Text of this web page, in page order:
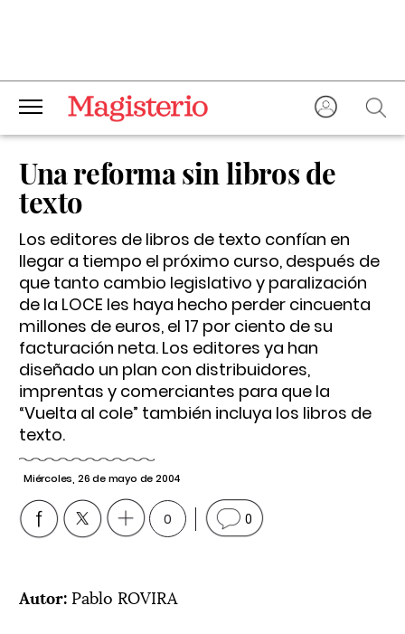
Una reforma sin libros de
texto
Los editores de libros de texto confían en
llegar a tiempo el próximo curso, después de
que tanto cambio legislativo y paralización
de la LOCE les haya hecho perder cincuenta
millones de euros, el 17 por ciento de su
facturación neta. Los editores ya han
diseñado un plan con distribuidores,
imprentas y comerciantes para que la
“Vuelta al cole” también incluya los libros de
texto.
Miércoles, 26 de mayo de 2004
0 0
Autor: Pablo ROVIRA